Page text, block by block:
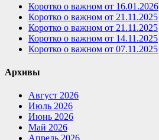
Коротко о важном от 16.01.2026
Коротко о важном от 21.11.2025
Коротко о важном от 21.11.2025
Коротко о важном от 14.11.2025
Коротко о важном от 07.11.2025
Архивы
Август 2026
Июль 2026
Июнь 2026
Май 2026